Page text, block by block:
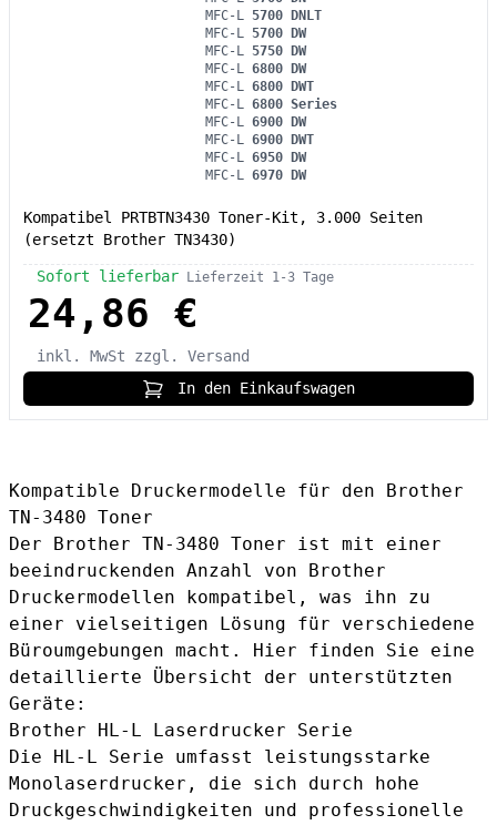
MFC-L
5700 DNLT
MFC-L
5700 DW
MFC-L
5750 DW
MFC-L
6800 DW
MFC-L
6800 DWT
MFC-L
6800 Series
MFC-L
6900 DW
MFC-L
6900 DWT
MFC-L
6950 DW
MFC-L
6970 DW
Kompatibel PRTBTN3430 Toner-Kit, 3.000 Seiten
(ersetzt Brother TN3430)
Sofort lieferbar Lieferzeit 1-3 Tage
24,86 €
inkl. MwSt
zzgl. Versand
In den Einkaufswagen
Kompatible Druckermodelle für den Brother
TN-3480 Toner
Der Brother TN-3480 Toner ist mit einer
beeindruckenden Anzahl von Brother
Druckermodellen kompatibel, was ihn zu
einer vielseitigen Lösung für verschiedene
Büroumgebungen macht. Hier finden Sie eine
detaillierte Übersicht der unterstützten
Geräte:
Brother HL-L Laserdrucker Serie
Die HL-L Serie umfasst leistungsstarke
Monolaserdrucker, die sich durch hohe
Druckgeschwindigkeiten und professionelle